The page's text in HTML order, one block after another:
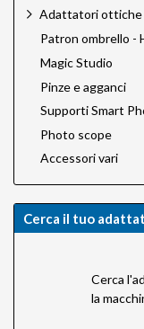
Adattatori ottiche
Patron ombrello -
Magic Studio
Pinze e agganci
Supporti Smart
Photo scope
Accessori vari
Cerca il tuo
Cerca
la